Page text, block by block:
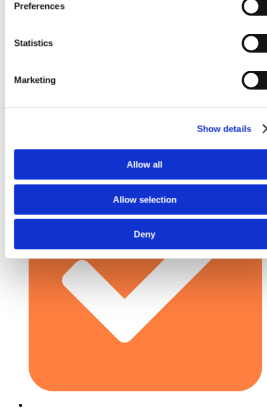
Preferences
Statistics
Marketing
Show details
Allow all
Allow selection
Deny